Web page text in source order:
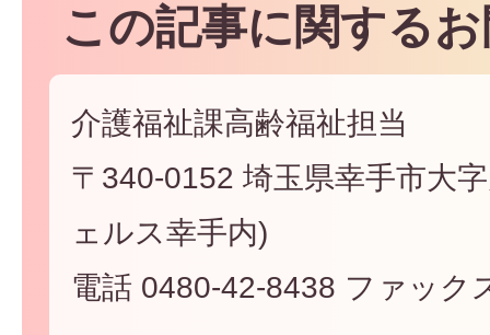
この記事に関する
介護福祉課高齢福祉担当
〒340-0152 埼玉県幸手市大
ェルス幸手内)
電話 0480-42-8438 ファック